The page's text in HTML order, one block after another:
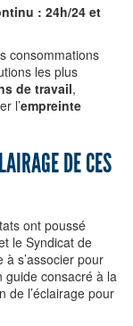
: 24h/24 et
consommations
les plus
de travail,
l’empreinte
DE CES
ont poussé
le Syndicat de
à s’associer pour
guide consacré à la
de l’éclairage pour